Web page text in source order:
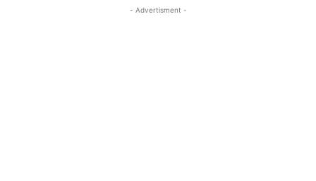
- Advertisment -